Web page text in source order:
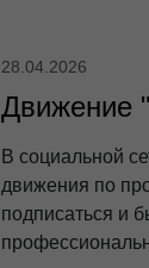
28.04.2026
Движение
В социальной
движения по
подписаться и